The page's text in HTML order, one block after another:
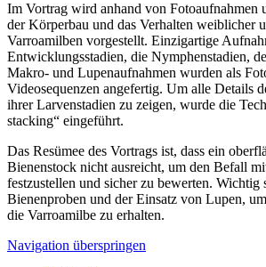
Im Vortrag wird anhand von Fotoaufnahmen
der Körperbau und das Verhalten weiblicher
Varroamilben vorgestellt. Einzigartige
Entwicklungsstadien, die Nymphenstadien,
Makro- und Lupenaufnahmen wurden als
Videosequenzen angefertig. Um alle Details
ihrer Larvenstadien zu zeigen, wurde die
stacking“ eingeführt.
Das Resümee des Vortrags ist, dass ein
Bienenstock nicht ausreicht, um den Befall
festzustellen und sicher zu bewerten. Wichtig
Bienenproben und der Einsatz von Lupen,
die Varroamilbe zu erhalten.
Navigation überspringen